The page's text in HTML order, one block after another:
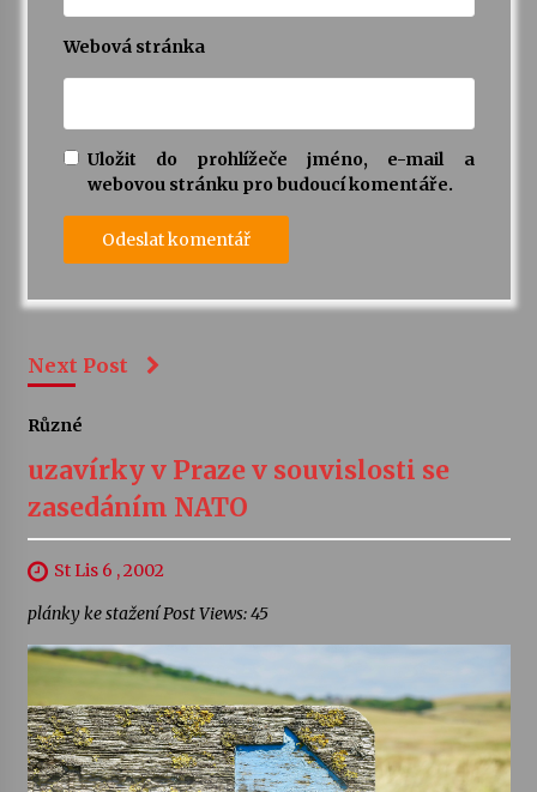
Webová stránka
Uložit do prohlížeče jméno, e-mail a
webovou stránku pro budoucí komentáře.
Next Post
Různé
uzavírky v Praze v souvislosti se
zasedáním NATO
St Lis 6 , 2002
plánky ke stažení Post Views: 45